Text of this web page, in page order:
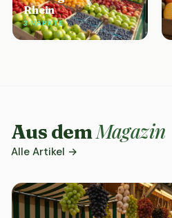
Rhein
3 MÄRKTE
Aus demMagazin
Alle Artikel →